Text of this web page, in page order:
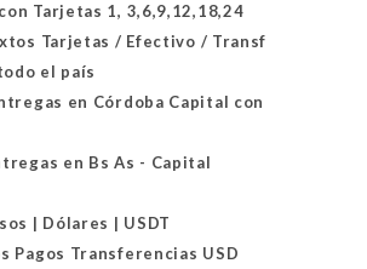
Tarjetas 1, 3,6,9,12,18,24
Tarjetas / Efectivo / Transf
el país
en Córdoba Capital con
en Bs As - Capital
| Dólares | USDT
Pagos Transferencias USD